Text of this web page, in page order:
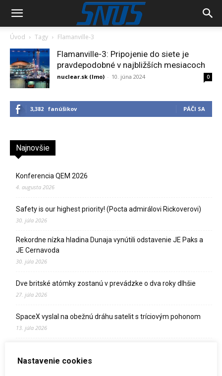
Úvod Tagy Flamanville-3
Flamanville-3: Pripojenie do siete je
pravdepodobné v najbližších mesiacoch
nuclear.sk (lmo) - 10. júna 2024 0
3,382 fanúšikov PÁČI SA
Najnovšie
Konferencia QEM 2026
4. augusta 2026
Safety is our highest priority! (Pocta admirálovi Rickoverovi)
30. júla 2026
Rekordne nízka hladina Dunaja vynútili odstavenie JE Paks a
JE Cernavoda
30. júla 2026
Dve britské atómky zostanú v prevádzke o dva roky dlhšie
27. júla 2026
SpaceX vyslal na obežnú dráhu satelit s tríciovým pohonom
13. júla 2026
2. júla 2026
Nastavenie cookies